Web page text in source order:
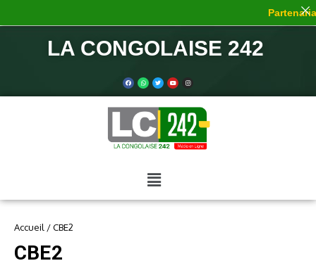
LA CONGOLAISE 242
Accueil /CBE2
CBE2